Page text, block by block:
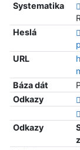
Systematika
Heslá
URL
Báza dát
Odkazy
Odkazy